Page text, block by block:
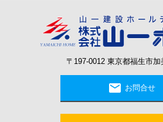
〒197-0012 東京都福生市加
mail お問合せ